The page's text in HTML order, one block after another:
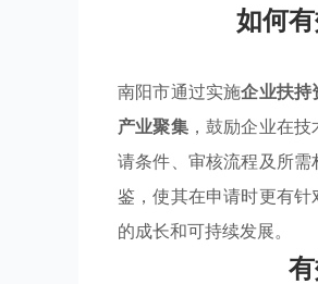
如何
南阳市通过实施企业扶持
产业聚集，鼓励企业在
请条件、审核流程及所
鉴，使其在申请时更有
的成长和可持续发展。